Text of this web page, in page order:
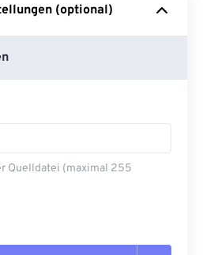
(optional)
Quelldatei (maximal 255